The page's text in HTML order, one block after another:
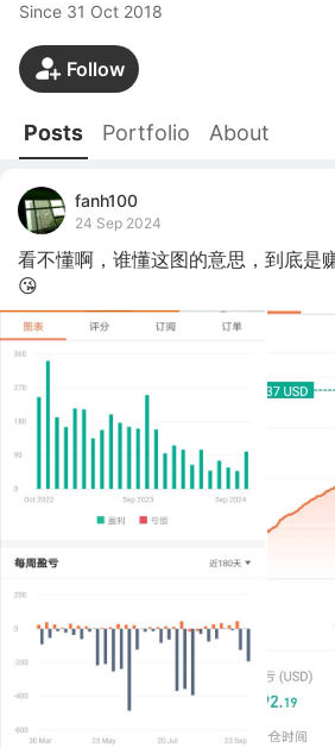
Since 31 Oct 2018
Follow
Posts Portfolio About
fanh100
24 Sep 2024
看不懂啊，谁懂这图的意思，到底是
😘